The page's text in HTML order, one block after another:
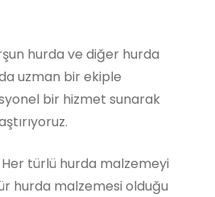
hurda ve diğer hurda
uzman bir ekiple
bir hizmet sunarak
Her türlü hurda malzemeyi
hurda malzemesi olduğu